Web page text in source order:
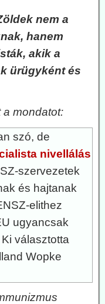
nem a
hanem
akik a
ürügyként és
a mondatot:
szó, de
nivellálás
szervezetek
és hajtanak
elithez
ugyancsak
választotta
Wopke